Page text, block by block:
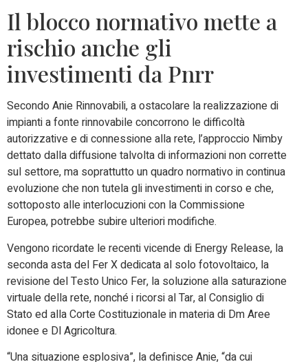
Il blocco normativo mette a
rischio anche gli
investimenti da Pnrr
Secondo Anie Rinnovabili, a ostacolare la realizzazione di
impianti a fonte rinnovabile concorrono le difficoltà
autorizzative e di connessione alla rete, l’approccio Nimby
dettato dalla diffusione talvolta di informazioni non corrette
sul settore, ma soprattutto un quadro normativo in continua
evoluzione che non tutela gli investimenti in corso e che,
sottoposto alle interlocuzioni con la Commissione
Europea, potrebbe subire ulteriori modifiche.
Vengono ricordate le recenti vicende di Energy Release, la
seconda asta del Fer X dedicata al solo fotovoltaico, la
revisione del Testo Unico Fer, la soluzione alla saturazione
virtuale della rete, nonché i ricorsi al Tar, al Consiglio di
Stato ed alla Corte Costituzionale in materia di Dm Aree
idonee e Dl Agricoltura.
“Una situazione esplosiva”, la definisce Anie, “da cui